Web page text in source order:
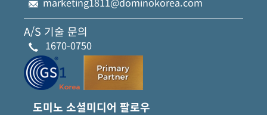
A/S 기술 문의
1670-0750
도미노 소셜미디어 팔로우